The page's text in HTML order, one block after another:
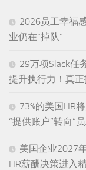
2026员工幸福
业仍在“掉队”
29万项Slack任
提升执行力！真
73%的美国HR
“提供账户”转向“
美国企业2027
HR薪酬决策进入